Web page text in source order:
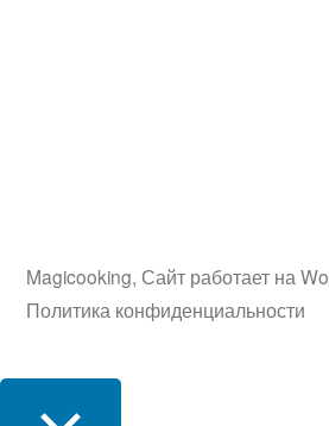
Magicooking, Сайт работает на
Политика конфиденциальности